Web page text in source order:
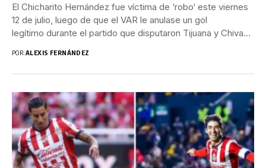
El Chicharito Hernández fue víctima de ‘robo‘ este viernes
12 de julio, luego de que el VAR le anulase un gol
legítimo durante el partido que disputaron Tijuana y Chivas
POR:ALEXIS FERNÁNDEZ